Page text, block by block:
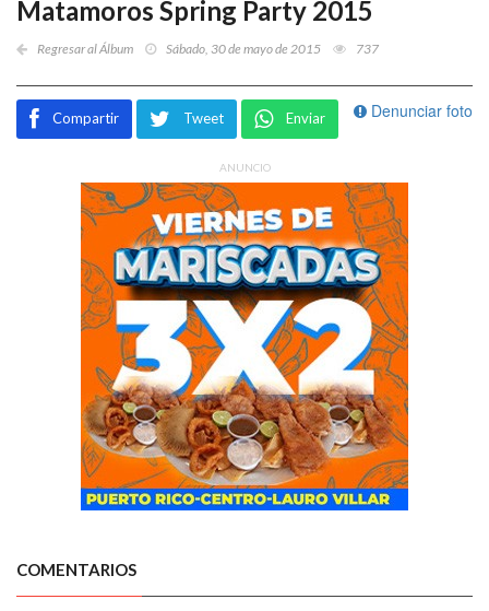
Matamoros Spring Party 2015
Regresar al Álbum Sábado, 30 de mayo de 2015 737
Denunciar foto
Compartir Tweet Enviar
ANUNCIO
COMENTARIOS